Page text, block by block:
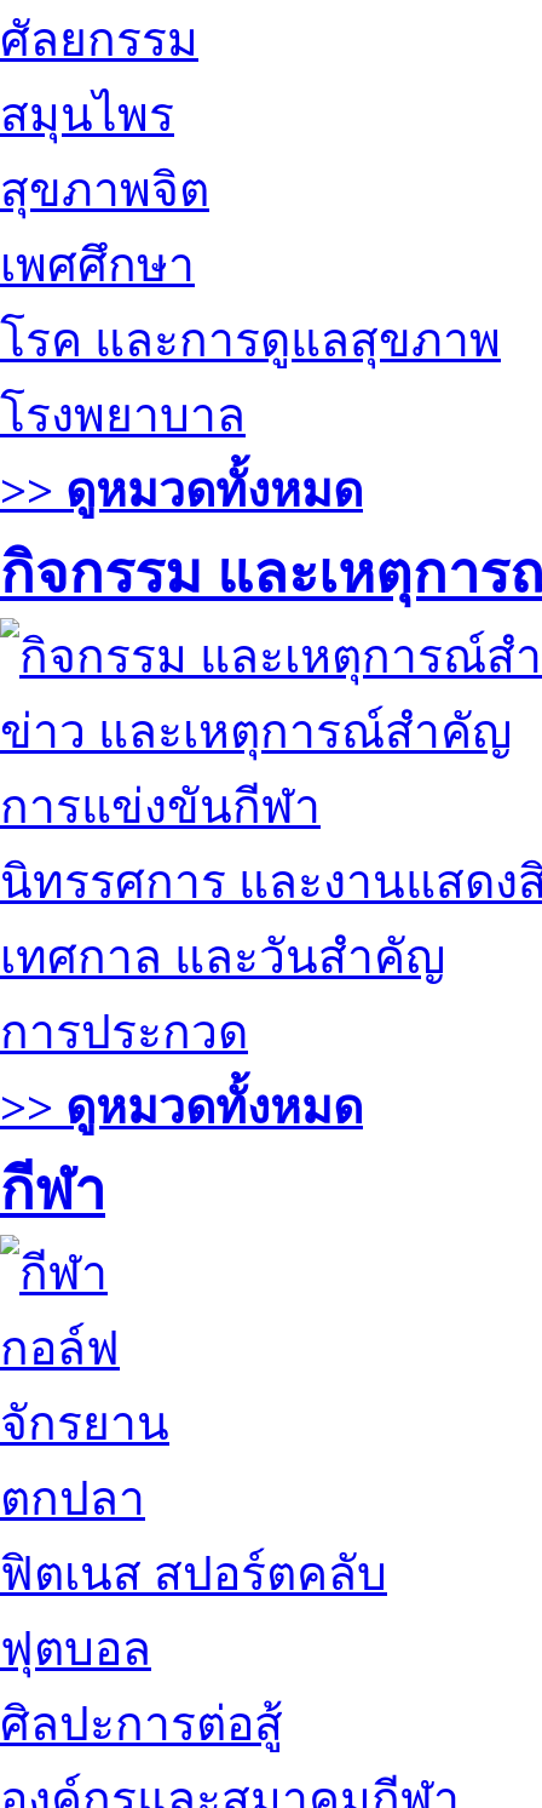
ศัลยกรรม
สมุนไพร
สุขภาพจิต
เพศศึกษา
โรค และการดูแลสุขภาพ
โรงพยาบาล
>> ดูหมวดทั้งหมด
กิจกรรม และเหตุกา
ข่าว และเหตุการณ์สำคัญ
การแข่งขันกีฬา
นิทรรศการ และงานแสดง
เทศกาล และวันสำคัญ
การประกวด
>> ดูหมวดทั้งหมด
กีฬา
กอล์ฟ
จักรยาน
ตกปลา
ฟิตเนส สปอร์ตคลับ
ฟุตบอล
ศิลปะการต่อสู้